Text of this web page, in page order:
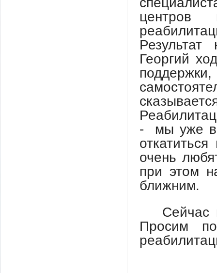
центров
Георгий
- мы уже
очень
при этом
ближним.
Сейчас
Просим